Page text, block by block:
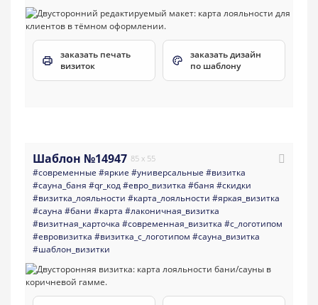
заказать печать
визиток
заказать дизайн
по шаблону
Шаблон №14947 85 x 55
#современные #яркие #универсальные #визитка
#сауна_баня #qr_код#евро_визитка #баня #скидки
#визитка_лояльности #карта_лояльности #яркая_визитка
#сауна #бани #карта #лаконичная_визитка
#визитная_карточка #современная_визитка #с_логотипом
#евровизитка #визитка_с_логотипом #сауна_визитка
#шаблон_визитки